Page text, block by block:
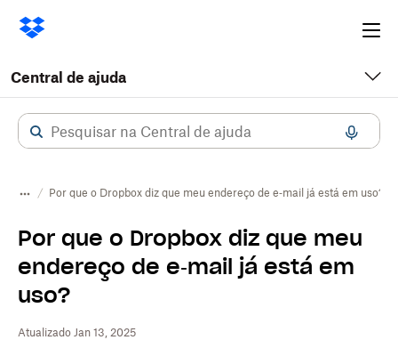
Central de ajuda
Por que o Dropbox diz que meu endereço de e‑mail já está em uso?
Por que o Dropbox diz que meu
endereço de e‑mail já está em
uso?
Atualizado Jan 13, 2025